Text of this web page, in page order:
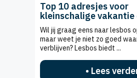
Top 10 adresjes voor
kleinschalige vakantie
Wil jij graag eens naar lesbos
maar weet je niet zo goed
verblijven? Lesbos biedt ...
• Lees